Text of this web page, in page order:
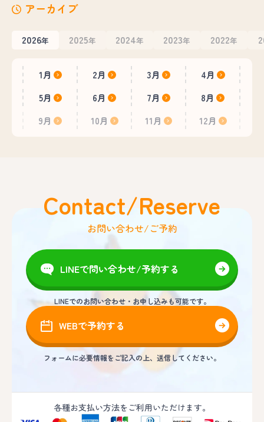
アーカイブ
2026年 2025年 2024年 2023年 2022年
1月 2月 3月
4月
5月
6月 7月
8月
9月
10月 11月 12月
Contact/Reserve
お問い合わせ/ご予約
LINEで問い合わせ/予約する
LINEでのお問い合わせ・お申し込みも可能です。
WEBで予約する
フォームに必要情報をご記入の上、送信してください。
各種お支払い方法をご利用いただけます。